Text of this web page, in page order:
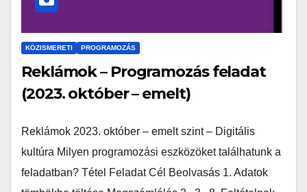
KÖZISMERETI PROGRAMOZÁS
Reklámok – Programozás feladat
(2023. október – emelt)
Reklámok 2023. október – emelt szint – Digitális
kultúra Milyen programozási eszközöket találhatunk a
feladatban? Tétel Feladat Cél Beolvasás 1. Adatok